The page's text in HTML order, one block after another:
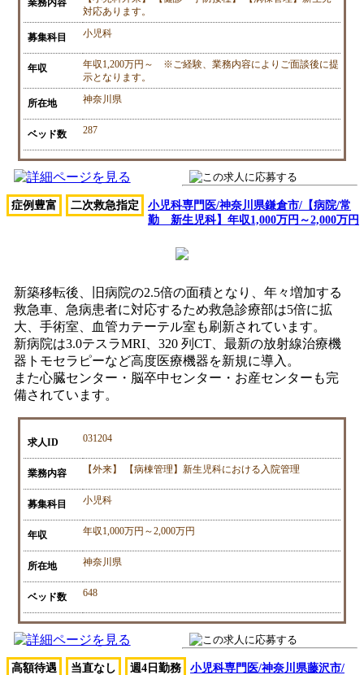
業務内容
対応あります。
募集科目 小児科
年収
年収1,200万円～ ※ご経験、業務内容によりご面談後に提
示となります。
所在地 神奈川県
ベッド数 287
症例豊富 二次救急指定
小児科専門医/神奈川県鎌倉市/【病院/常
勤 新生児科】年収1,000万円～2,000万円
新築移転後、旧病院の2.5倍の面積となり、年々増加する
救急車、急病患者に対応するため救急診療部は5倍に拡
大、手術室、血管カテーテル室も刷新されています。
新病院は3.0テスラMRI、320 列CT、最新の放射線治療機
器トモセラピーなど高度医療機器を新規に導入。
また心臓センター・脳卒中センター・お産センターも完
備されています。
求人ID 031204
業務内容 【外来】 【病棟管理】新生児科における入院管理
募集科目 小児科
年収 年収1,000万円～2,000万円
所在地 神奈川県
ベッド数 648
高額待遇 当直なし 週4日勤務
小児科専門医/神奈川県藤沢市/